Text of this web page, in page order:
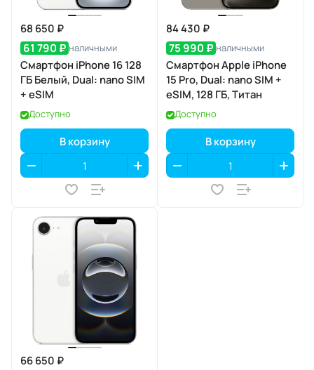
68 650 ₽
61 790 ₽ наличными
Смартфон iPhone 16 128
ГБ Белый, Dual: nano SIM
+ eSIM
Доступно
В корзину
84 430 ₽
75 990 ₽ наличными
Смартфон Apple iPhone
15 Pro, Dual: nano SIM +
eSIM, 128 ГБ, Титан
Доступно
В корзину
66 650 ₽